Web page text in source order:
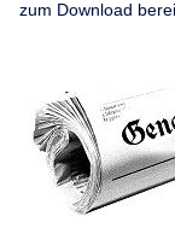
zum Download